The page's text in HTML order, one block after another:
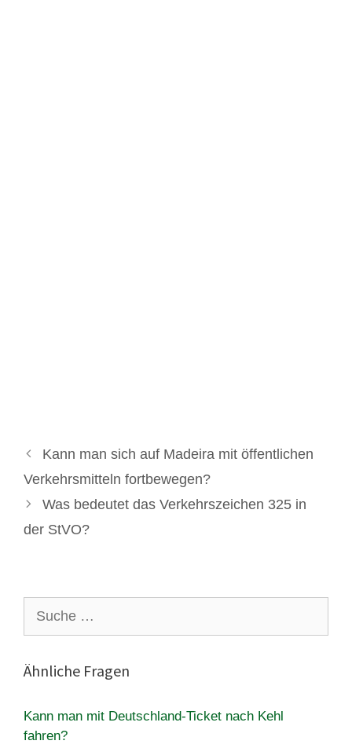
Kann man sich auf Madeira mit öffentlichen
Verkehrsmitteln fortbewegen?
Was bedeutet das Verkehrszeichen 325 in
der StVO?
nach:
Ähnliche Fragen
Kann man mit Deutschland-Ticket nach Kehl
fahren?